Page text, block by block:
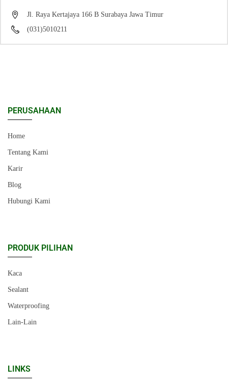
Jl. Raya Kertajaya 166 B Surabaya Jawa Timur
(031)5010211
PERUSAHAAN
Home
Tentang Kami
Karir
Blog
Hubungi Kami
PRODUK PILIHAN
Kaca
Sealant
Waterproofing
Lain-Lain
LINKS